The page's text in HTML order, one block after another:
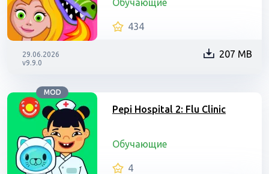
Обучающие
434
29.06.2026
v9.9.0
207 MB
MOD
Pepi Hospital 2: Flu Clinic
Обучающие
4